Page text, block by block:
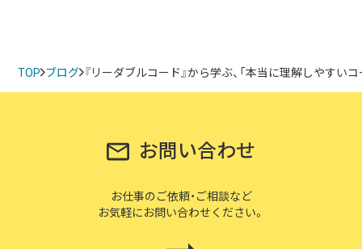
TOP ブログ 『リーダブルコード』から学ぶ、「本当に理解しやすい
お問い合わせ
お仕事のご依頼・ご相談など
お気軽にお問い合わせください。